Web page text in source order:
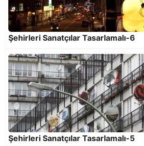
Şehirleri Sanatçılar Tasarlamalı-6
Şehirleri Sanatçılar Tasarlamalı-5